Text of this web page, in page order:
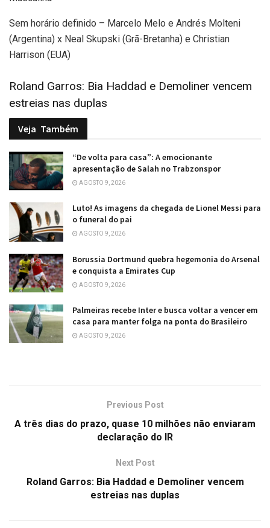
Sem horário definido – Marcelo Melo e Andrés Molteni
(Argentina) x Neal Skupski (Grã-Bretanha) e Christian
Harrison (EUA)
Roland Garros: Bia Haddad e Demoliner vencem
estreias nas duplas
Veja Também
“De volta para casa”: A emocionante
apresentação de Salah no Trabzonspor
AGOSTO 9, 2026
Luto! As imagens da chegada de Lionel Messi para
o funeral do pai
AGOSTO 9, 2026
Borussia Dortmund quebra hegemonia do Arsenal
e conquista a Emirates Cup
AGOSTO 9, 2026
Palmeiras recebe Inter e busca voltar a vencer em
casa para manter folga na ponta do Brasileiro
AGOSTO 9, 2026
Previous Post
A três dias do prazo, quase 10 milhões não enviaram
declaração do IR
Next Post
Roland Garros: Bia Haddad e Demoliner vencem
estreias nas duplas